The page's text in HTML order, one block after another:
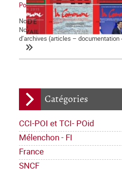
Catégories
CCI-POI et TCI- POid
Mélenchon - FI
France
SNCF
Pourquoi militer avec La Commune ?
Notre journal La Commune paraît
Notre site web met à la disposition
d’archives (articles – documentation